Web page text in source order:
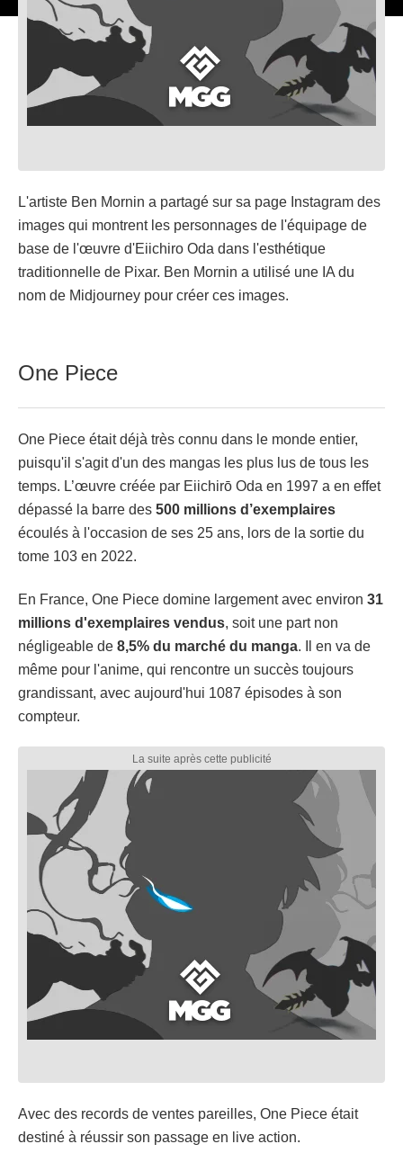
L'artiste Ben Mornin a partagé sur sa page Instagram des
images qui montrent les personnages de l'équipage de
base de l'œuvre d'Eiichiro Oda dans l'esthétique
traditionnelle de Pixar. Ben Mornin a utilisé une IA du
nom de Midjourney pour créer ces images.
One Piece
One Piece était déjà très connu dans le monde entier,
puisqu'il s'agit d'un des mangas les plus lus de tous les
temps. L’œuvre créée par Eiichirō Oda en 1997 a en effet
dépassé la barre des 500 millions d’exemplaires
écoulés à l'occasion de ses 25 ans, lors de la sortie du
tome 103 en 2022.
En France, One Piece domine largement avec environ 31
millions d'exemplaires vendus, soit une part non
négligeable de 8,5% du marché du manga. Il en va de
même pour l'anime, qui rencontre un succès toujours
grandissant, avec aujourd'hui 1087 épisodes à son
compteur.
Avec des records de ventes pareilles, One Piece était
destiné à réussir son passage en live action.